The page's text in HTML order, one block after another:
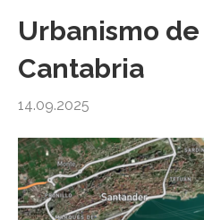
Urbanismo
Cantabria
14.09.2025